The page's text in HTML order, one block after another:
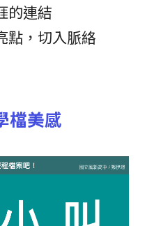
的連結
點，切入脈絡
檔美感